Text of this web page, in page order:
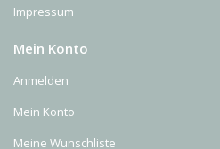
Impressum
Mein Konto
Anmelden
Mein Konto
Meine Wunschliste